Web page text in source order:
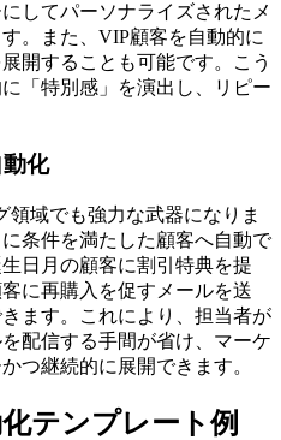
してパーソナライズされたメ
。また、VIP顧客を自動的に
開することも可能です。こう
「特別感」を演出し、リピー
化
領域でも強力な武器になりま
条件を満たした顧客へ自動で
日月の顧客に割引特典を提
に再購入を促すメールを送
ます。これにより、担当者が
配信する手間が省け、マーケ
つ継続的に展開できます。
テンプレート例